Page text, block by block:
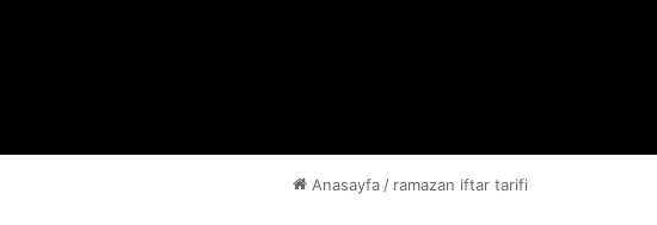
Anasayfa / ramazan iftar tarifi